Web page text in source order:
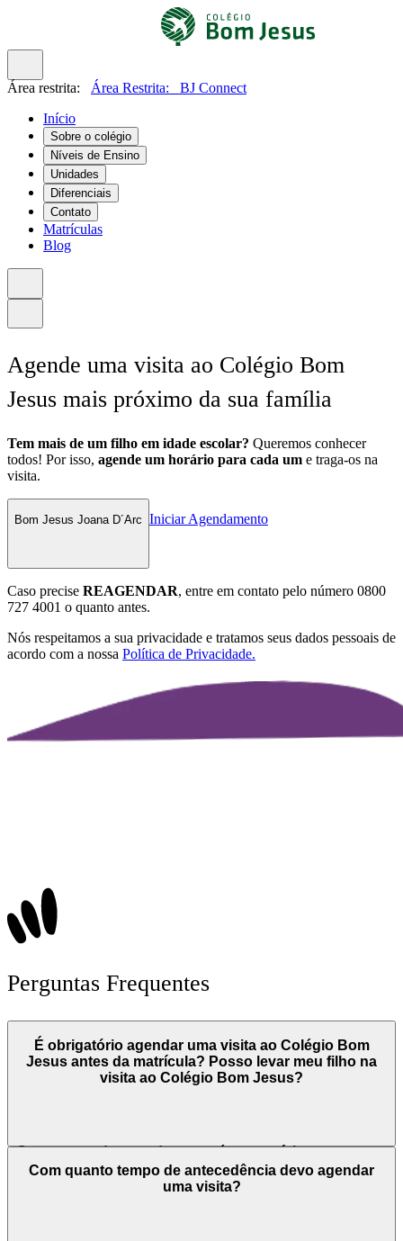
Área restrita: Área Restrita: BJ Connect
Início
Sobre o colégio
Níveis de Ensino
Unidades
Diferenciais
Contato
Matrículas
Blog
Agende uma visita ao Colégio Bom
Jesus mais próximo da sua família
Tem mais de um filho em idade escolar? Queremos conhecer
todos! Por isso, agende um horário para cada um e traga-os na
visita.
Bom Jesus Joana D´Arc Iniciar Agendamento
Caso precise REAGENDAR, entre em contato pelo número 0800
727 4001 o quanto antes.
Nós respeitamos a sua privacidade e tratamos seus dados pessoais de
acordo com a nossa Política de Privacidade.
Perguntas Frequentes
É obrigatório agendar uma visita ao Colégio Bom
Jesus antes da matrícula? Posso levar meu filho na
visita ao Colégio Bom Jesus?
O processo de agendamento é necessário e tem como
objetivo promover um momento de acolhimento, por
isso é interessante a presença do estudante.
Com quanto tempo de antecedência devo agendar
uma visita?